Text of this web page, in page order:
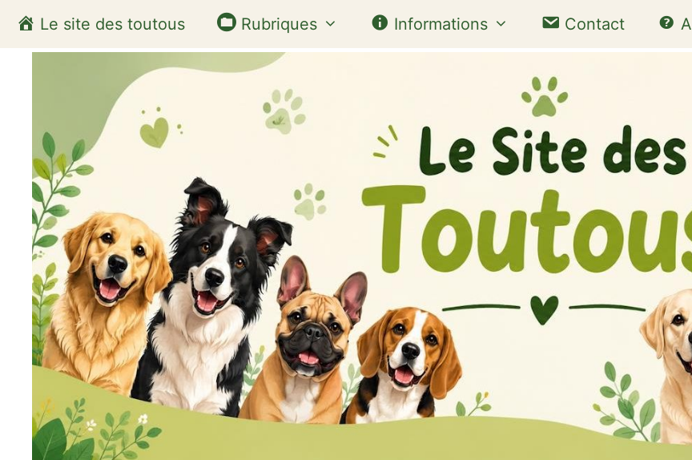
contenu
Le site des toutous Rubriques Informations Contact